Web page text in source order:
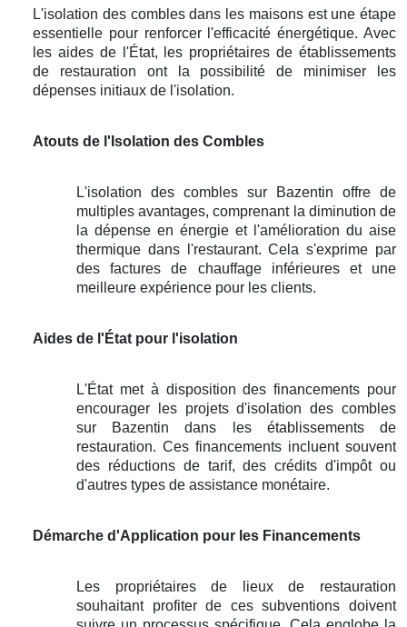
L'isolation des combles dans les maisons est une étape
essentielle pour renforcer l'efficacité énergétique. Avec
les aides de l'État, les propriétaires de établissements
de restauration ont la possibilité de minimiser les
dépenses initiaux de l'isolation.
Atouts de l'Isolation des Combles
L'isolation des combles sur Bazentin offre de
multiples avantages, comprenant la diminution de
la dépense en énergie et l'amélioration du aise
thermique dans l'restaurant. Cela s'exprime par
des factures de chauffage inférieures et une
meilleure expérience pour les clients.
Aides de l'État pour l'isolation
L'État met à disposition des financements pour
encourager les projets d'isolation des combles
sur Bazentin dans les établissements de
restauration. Ces financements incluent souvent
des réductions de tarif, des crédits d'impôt ou
d'autres types de assistance monétaire.
Démarche d'Application pour les Financements
Les propriétaires de lieux de restauration
souhaitant profiter de ces subventions doivent